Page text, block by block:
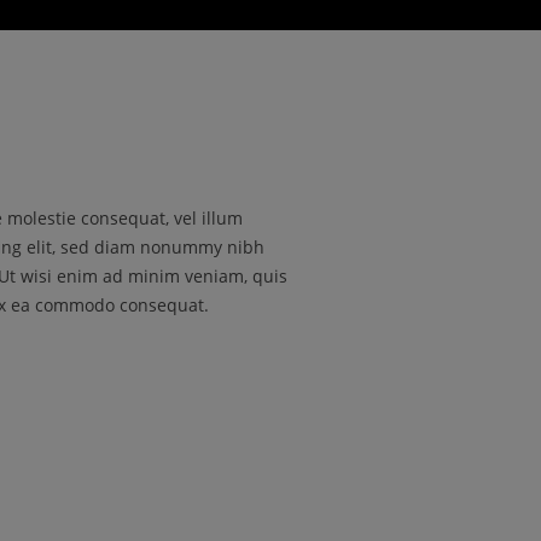
consequat, vel illum
elit, sed diam nonummy nibh
wisi enim ad minim veniam, quis
commodo consequat.